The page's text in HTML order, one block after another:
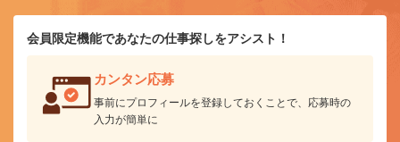
会員限定機能であなたの仕事探しをアシスト！
カンタン応募
事前にプロフィールを登録しておくことで、応募時の
入力が簡単に